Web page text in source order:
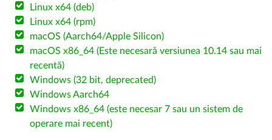
Linux x64 (deb)
Linux x64 (rpm)
macOS (Aarch64/Apple Silicon)
macOS x86_64 (Este necesară versiunea 10.14 sau mai
recentă)
Windows (32 bit, deprecated)
Windows Aarch64
Windows x86_64 (este necesar 7 sau un sistem de
operare mai recent)